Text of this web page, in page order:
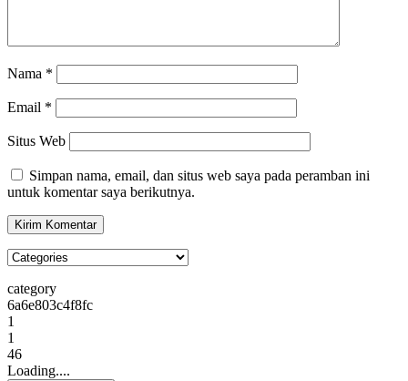
Nama *
Email *
Situs Web
Simpan nama, email, dan situs web saya pada peramban ini
untuk komentar saya berikutnya.
category
6a6e803c4f8fc
1
1
46
Loading....